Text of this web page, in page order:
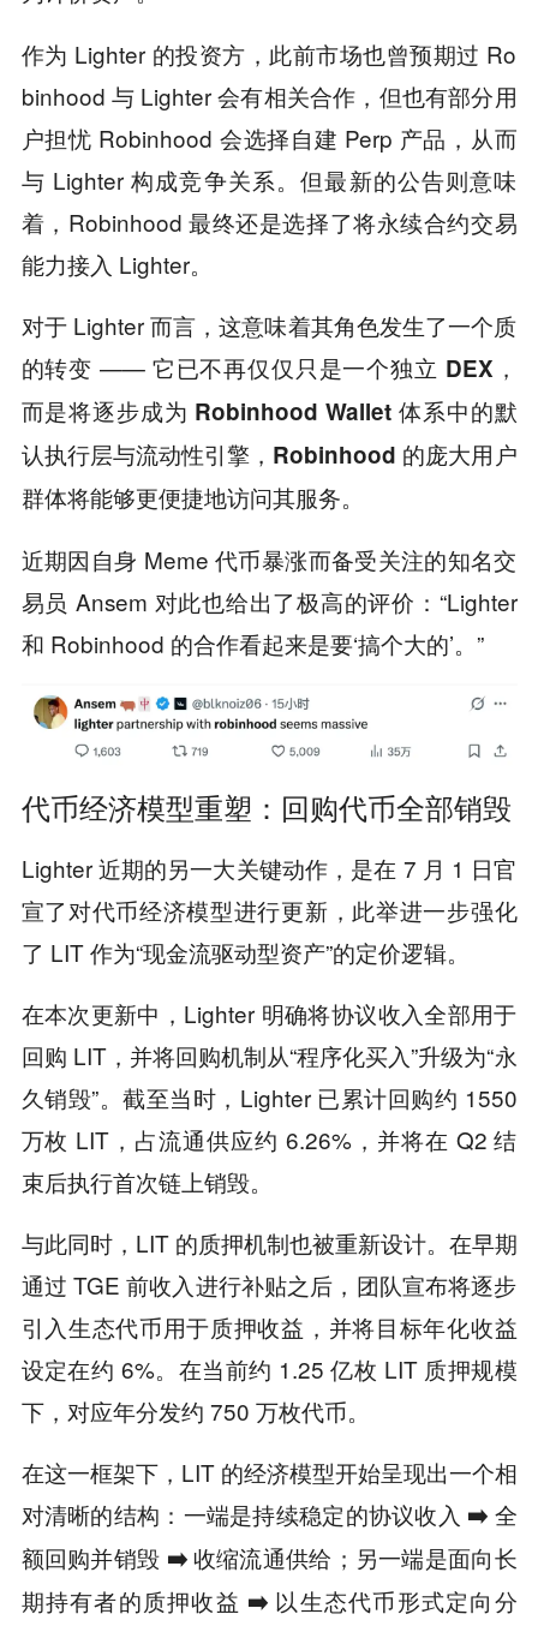
作为 Lighter 的投资方，此前市场也曾预期过 Ro
binhood 与 Lighter 会有相关合作，但也有部分用
户担忧 Robinhood 会选择自建 Perp 产品，从而
与 Lighter 构成竞争关系。但最新的公告则意味
着，Robinhood 最终还是选择了将永续合约交易
能力接入 Lighter。
对于 Lighter 而言，这意味着其角色发生了一个质
的转变 —— 它已不再仅仅只是一个独立 DEX，
而是将逐步成为 Robinhood Wallet 体系中的默
认执行层与流动性引擎，Robinhood 的庞大用户
群体将能够更便捷地访问其服务。
近期因自身 Meme 代币暴涨而备受关注的知名交
易员 Ansem 对此也给出了极高的评价：“Lighter
和 Robinhood 的合作看起来是要‘搞个大的’。”
代币经济模型重塑：回购代币全部销毁
Lighter 近期的另一大关键动作，是在 7 月 1 日官
宣了对代币经济模型进行更新，此举进一步强化
了 LIT 作为“现金流驱动型资产”的定价逻辑。
在本次更新中，Lighter 明确将协议收入全部用于
回购 LIT，并将回购机制从“程序化买入”升级为“永
久销毁”。截至当时，Lighter 已累计回购约 1550
万枚 LIT，占流通供应约 6.26%，并将在 Q2 结
束后执行首次链上销毁。
与此同时，LIT 的质押机制也被重新设计。在早期
通过 TGE 前收入进行补贴之后，团队宣布将逐步
引入生态代币用于质押收益，并将目标年化收益
设定在约 6%。在当前约 1.25 亿枚 LIT 质押规模
下，对应年分发约 750 万枚代币。
在这一框架下，LIT 的经济模型开始呈现出一个相
对清晰的结构： 一端是持续稳定的协议收入 ➡️ 全
额回购并销毁 ➡️ 收缩流通供给；另一端是面向长
期持有者的质押收益 ➡️ 以生态代币形式定向分